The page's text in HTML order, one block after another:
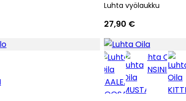
Luhta vyölaukku
27,90 €